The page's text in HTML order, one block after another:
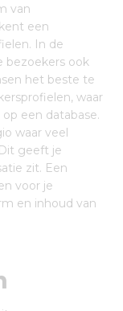
van
een
In de
bezoekers ook
het beste te
waar
een database.
waar veel
geeft je
zit. Een
voor je
en inhoud van